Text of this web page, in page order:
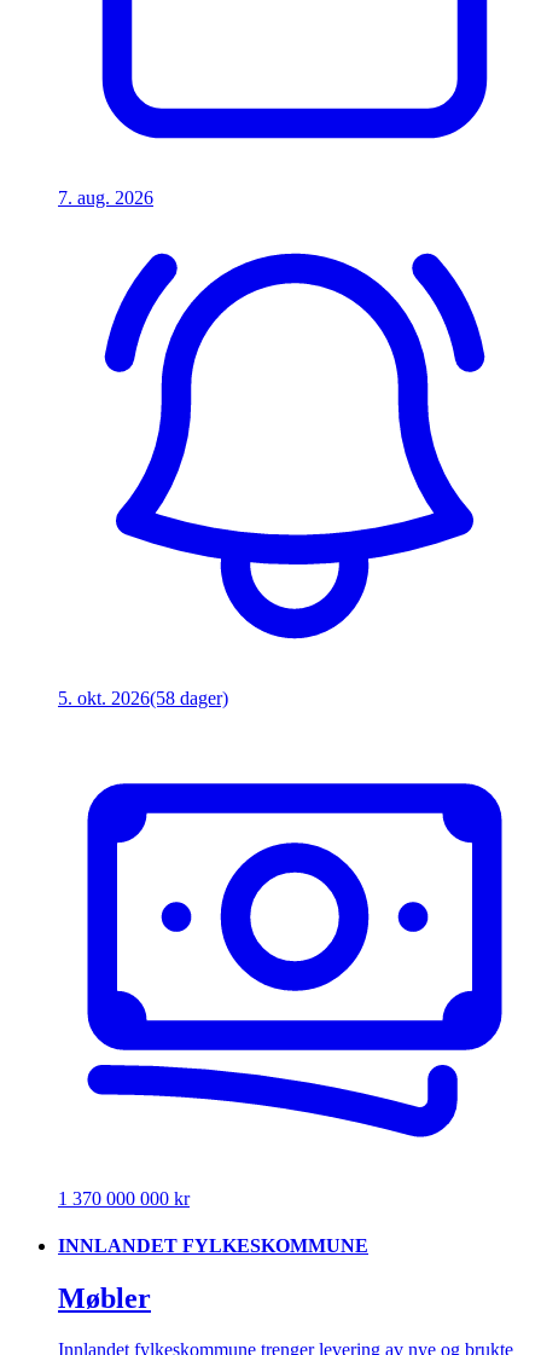
7. aug. 2026
5. okt. 2026(58 dager)
1 370 000 000 kr
INNLANDET FYLKESKOMMUNE
Møbler
Innlandet fylkeskommune trenger levering av nye og brukte